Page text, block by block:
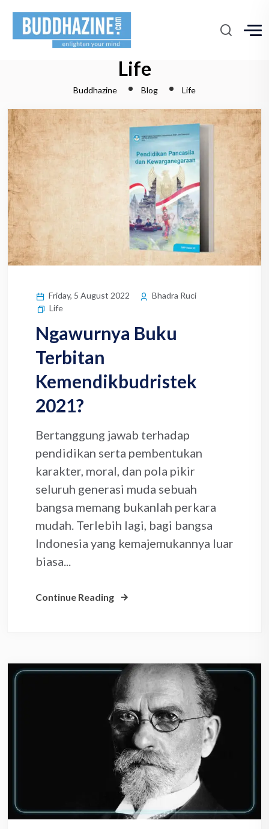
Life
Buddhazine Blog Life
Friday, 5 August 2022
Bhadra Ruci
Life
Ngawurnya Buku
Terbitan
Kemendikbudristek
2021?
Bertanggung jawab terhadap
pendidikan serta pembentukan
karakter, moral, dan pola pikir
seluruh generasi muda sebuah
bangsa memang bukanlah perkara
mudah. Terlebih lagi, bagi bangsa
Indonesia yang kemajemukannya luar
biasa...
Continue Reading